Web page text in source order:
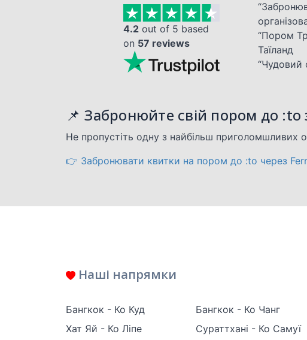
4.2 out of 5 based
on 57 reviews
“Пором
Таїланд
“Чудовий
📌 Забронюйте свій пором до :to
Не пропустіть одну з найбільш приголомшливих
👉 Забронювати квитки на пором до :to через
Наші напрямки
Бангкок - Ко Куд Бангкок - Ко Чанг
Хат Яй - Ко Ліпе
Сураттхані - Ко Самуї